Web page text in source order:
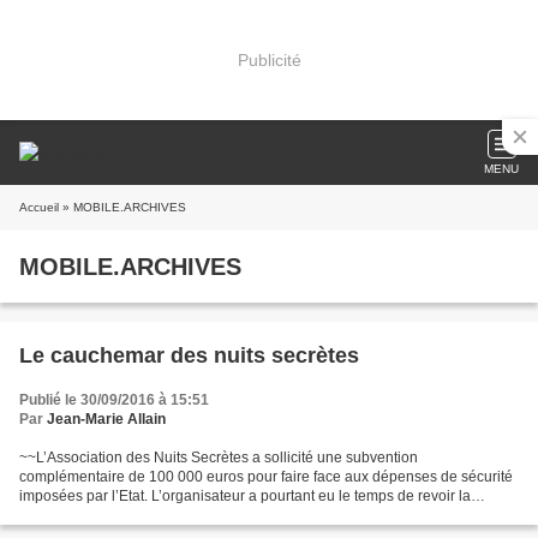
Publicité
MENU
Accueil » MOBILE.ARCHIVES
MOBILE.ARCHIVES
Le cauchemar des nuits secrètes
Publié le 30/09/2016 à 15:51
Par Jean-Marie Allain
~~L’Association des Nuits Secrètes a sollicité une subvention
complémentaire de 100 000 euros pour faire face aux dépenses de sécurité
imposées par l’Etat. L’organisateur a pourtant eu le temps de revoir la